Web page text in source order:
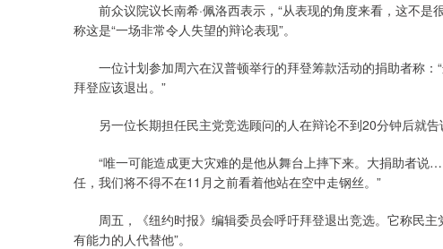
前众议院议长南希·佩洛西表示，“从表现的角度来看，这不是
称这是“一场非常令人失望的辩论表现”。
一位计划参加周六在汉普顿举行的拜登筹款活动的捐助者称：
拜登应该退出。”
另一位长期担任民主党竞选顾问的人在辩论不到20分钟后就告
“唯一可能造成更大灾难的是他从舞台上摔下来。大捐助者说
任，我们将不得不在11月之前看着他站在空中走钢丝。”
周五，《纽约时报》编辑委员会呼吁拜登退出竞选。它称民主
有能力的人代替他”。